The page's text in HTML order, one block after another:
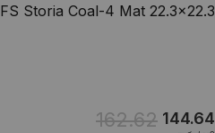
FS Storia Coal-4 Mat 22.3x22.3
162.62 144.64